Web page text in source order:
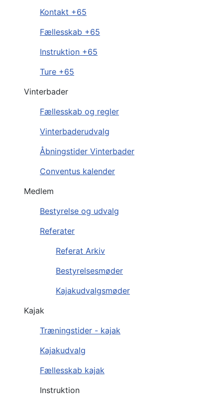
Kontakt +65
Fællesskab +65
Instruktion +65
Ture +65
Vinterbader
Fællesskab og regler
Vinterbaderudvalg
Åbningstider Vinterbader
Conventus kalender
Medlem
Bestyrelse og udvalg
Referater
Referat Arkiv
Bestyrelsesmøder
Kajakudvalgsmøder
Kajak
Træningstider - kajak
Kajakudvalg
Fællesskab kajak
Instruktion